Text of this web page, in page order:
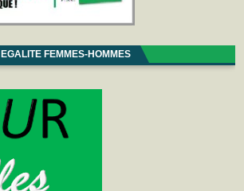
EGALITE FEMMES-HOMMES